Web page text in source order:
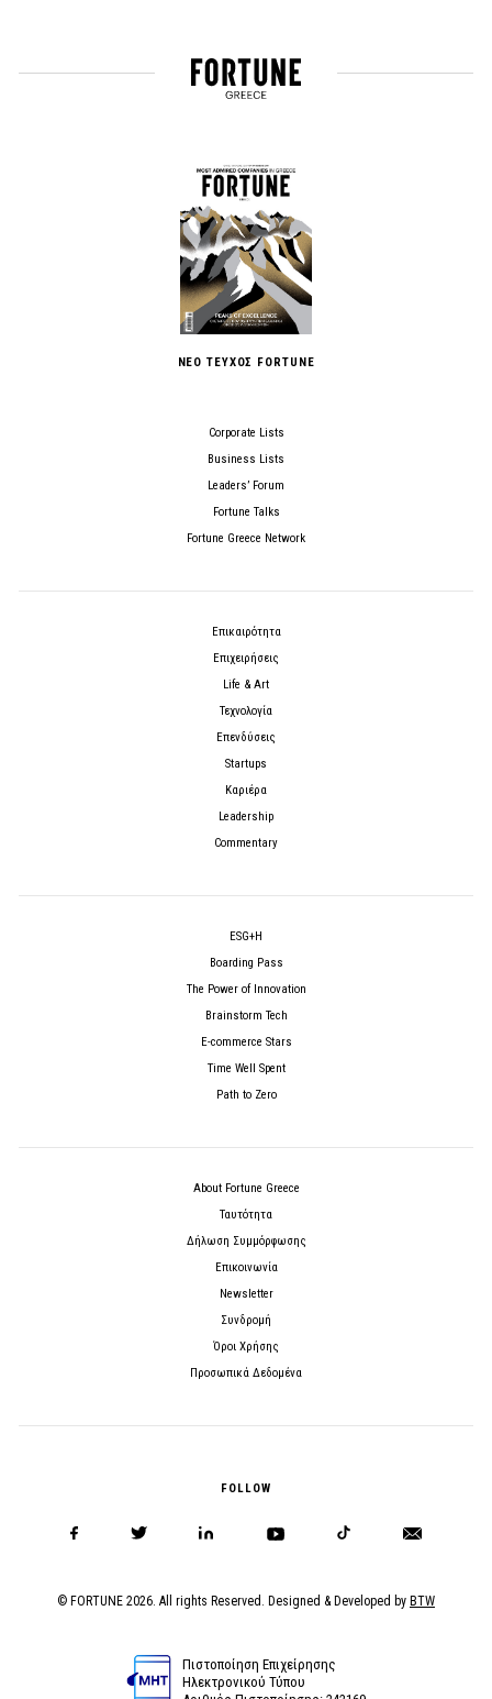
ΝΕΟ ΤΕΥΧΟΣ FORTUNE
Corporate Lists
Business Lists
Leaders’ Forum
Fortune Talks
Fortune Greece Network
Επικαιρότητα
Επιχειρήσεις
Life & Art
Τεχνολογία
Επενδύσεις
Startups
Καριέρα
Leadership
Commentary
ESG+H
Boarding Pass
The Power of Innovation
Brainstorm Tech
E-commerce Stars
Time Well Spent
Path to Zero
About Fortune Greece
Ταυτότητα
Δήλωση Συμμόρφωσης
Επικοινωνία
Newsletter
Συνδρομή
Όροι Χρήσης
Προσωπικά Δεδομένα
FOLLOW
© FORTUNE 2026. All rights Reserved. Designed & Developed by BTW
Πιστοποίηση Επιχείρησης
Ηλεκτρονικού Τύπου